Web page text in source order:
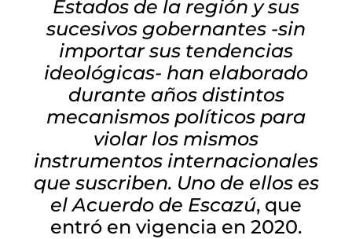
Estados de la región y sus
sucesivos gobernantes -sin
importar sus tendencias
ideológicas- han elaborado
durante años distintos
mecanismos políticos para
violar los mismos
instrumentos internacionales
que suscriben. Uno de ellos es
el Acuerdo de Escazú, que
entró en vigencia en 2020.